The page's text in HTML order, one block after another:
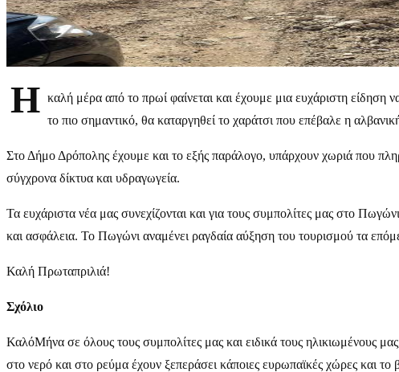
Η καλή μέρα από το πρωί φαίνεται και έχουμε μια ευχάριστη
το πιο σημαντικό, θα καταργηθεί το χαράτσι που επέβαλε η
Στο Δήμο Δρόπολης έχουμε και το εξής παράλογο, υπάρχουν χωριά που
σύγχρονα δίκτυα και υδραγωγεία.
Τα ευχάριστα νέα μας συνεχίζονται και για τους συμπολίτες μας στο
και ασφάλεια. Το Πωγώνι αναμένει ραγδαία αύξηση του τουρισμού τα
Καλή Πρωταπριλιά!
Σχόλιο
ΚαλόΜήνα σε όλους τους συμπολίτες μας και ειδικά τους ηλικιωμένους
στο νερό και στο ρεύμα έχουν ξεπεράσει κάποιες ευρωπαϊκές χώρες και